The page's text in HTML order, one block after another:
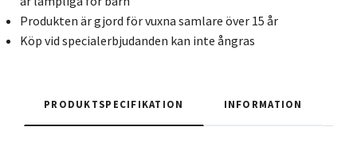
Produkten är gjord för vuxna samlare över 15 år
Köp vid specialerbjudanden kan inte ångras
PRODUKTSPECIFIKATION INFORMATION